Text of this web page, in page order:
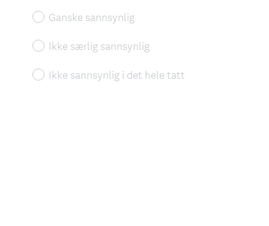
Ganske sannsynlig
Ikke særlig sannsynlig
Ikke sannsynlig i det hele tatt